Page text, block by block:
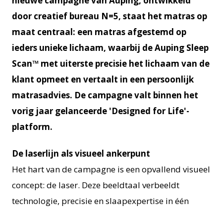
door creatief bureau N=5, staat het matras op
maat centraal: een matras afgestemd op
ieders unieke lichaam, waarbij de Auping Sleep
Scan™ met uiterste precisie het lichaam van de
klant opmeet en vertaalt in een persoonlijk
matrasadvies. De campagne valt binnen het
vorig jaar gelanceerde 'Designed for Life'-
platform.
De laserlijn als visueel ankerpunt
Het hart van de campagne is een opvallend visueel
concept: de laser. Deze beeldtaal verbeeldt
technologie, precisie en slaapexpertise in één